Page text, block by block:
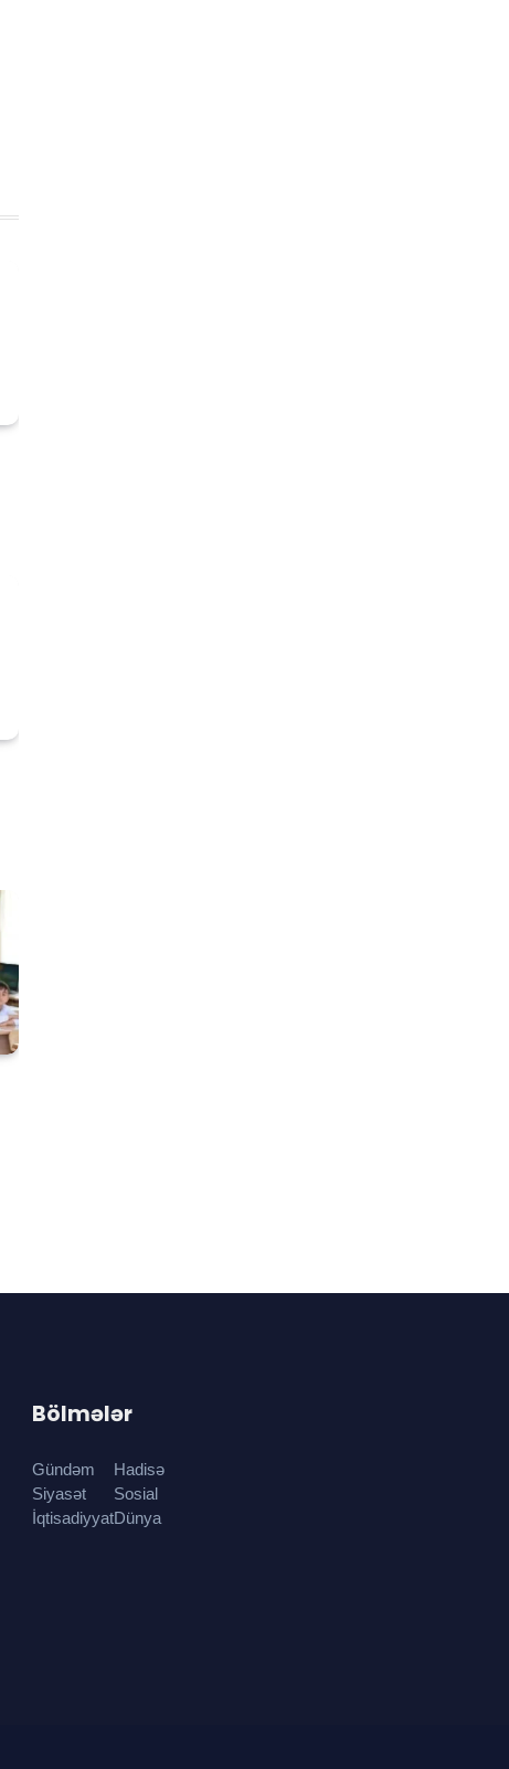
Bölmələr
Gündəm
Siyasət
İqtisadiyyat
Hadisə
Sosial
Dünya